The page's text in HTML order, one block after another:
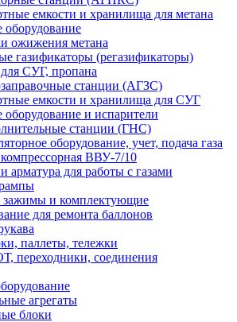
емкости и хранилища для метана
оборудование
ожижения метана
газификаторы (регазификаторы)
СУГ, пропана
станции (АГЗС)
емкости и хранилища для СУГ
оборудование и испарители
станции (ГНС)
оборудование, учет, подача газа
ВВУ-7/10
арматура для работы с газами
зажимы и комплектующие
для ремонта баллонов
паллеты, тележки
переходники, соединения
агрегаты
блоки